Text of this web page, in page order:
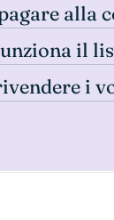
alla
il
i